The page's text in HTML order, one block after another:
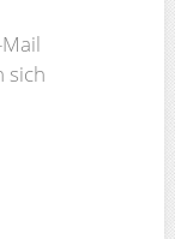
sich